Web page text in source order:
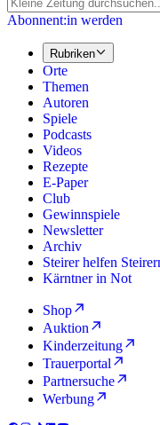
Abonnent:in werden
Rubriken
Orte
Themen
Autoren
Spiele
Podcasts
Videos
Rezepte
E-Paper
Club
Gewinnspiele
Newsletter
Archiv
Steirer helfen
Kärntner in Not
Shop
Auktion
Kinderzeitung
Trauerportal
Partnersuche
Werbung